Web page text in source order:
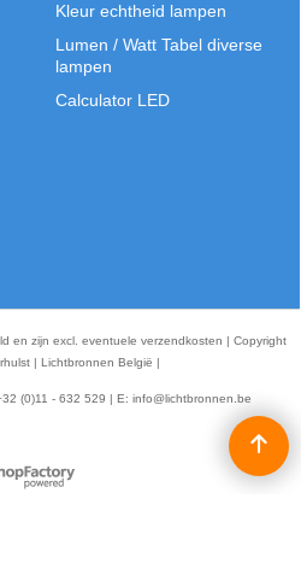
Kleur echtheid lampen
Lumen / Watt Tabel diverse
lampen
Calculator LED
en zijn excl. eventuele verzendkosten | Copyright
| Lichtbronnen België |
(0)11 - 632 529 | E: info@lichtbronnen.be
gemaakt met
webwinkel